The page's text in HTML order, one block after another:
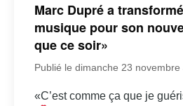
Marc Dupré a
musique pour son
que ce soir»
Publié le dimanche 23 novembre
«C’est comme ça que je